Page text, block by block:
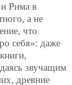
и Рима в
а не
что
себя»: даже
звучащим
древние